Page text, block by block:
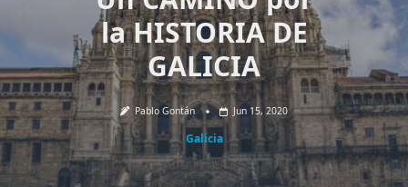
la HISTORIA DE
GALICIA
Pablo Gontán Jun 15, 2020
Galicia